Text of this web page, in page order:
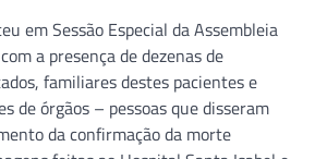
em Sessão Especial da Assembleia
a presença de dezenas de
familiares destes pacientes e
de órgãos – pessoas que disseram
da confirmação da morte